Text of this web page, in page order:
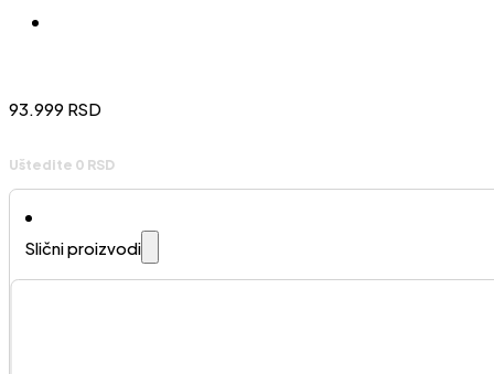
93.999RSD
Uštedite 0 RSD
Slični proizvodi